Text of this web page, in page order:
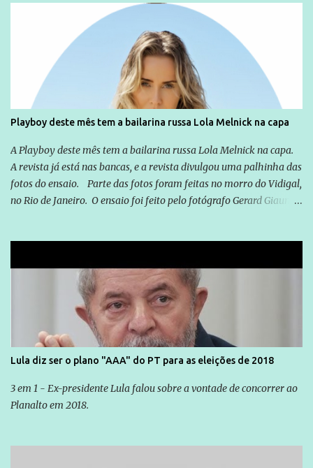
empreendedor da comunicação, que além de informação
cotidiana, corriqueira e cada vez mais preocupantes, do tipo que
você já esta acostumado a ver neste espaço, vou trabalhar a ideia
que possibilite distribuir não só informações, mas que gere de
forma consistente a riqueza do conhecimento... Exemplo: o
cidadão brasileiro não precisa só ser informado sobre operações
quem vai ser preso ou não; é preciso levar até as pessoas, do mais
simples ao mais burguês, o que diz a nossa Constituição, quais são
seus direitos e deveres em ...
Playboy deste mês tem a bailarina russa Lola Melnick na capa
A Playboy deste mês tem a bailarina russa Lola Melnick na capa.
A revista já está nas bancas, e a revista divulgou uma palhinha das
fotos do ensaio. Parte das fotos foram feitas no morro do Vidigal,
no Rio de Janeiro. O ensaio foi feito pelo fotógrafo Gerard Giaume
Lula diz ser o plano "AAA" do PT para as eleições de 2018
3 em 1 - Ex-presidente Lula falou sobre a vontade de concorrer ao
Planalto em 2018.